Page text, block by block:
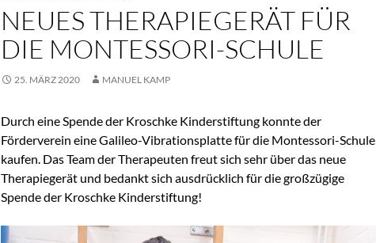
NEUES THERAPIEGERÄT FÜR
DIE MONTESSORI-SCHULE
25. MÄRZ 2020 MANUEL KAMP
Durch eine Spende der Kroschke Kinderstiftung konnte der
Förderverein eine Galileo-Vibrationsplatte für die Montessori-Schule
kaufen. Das Team der Therapeuten freut sich sehr über das neue
Therapiegerät und bedankt sich ausdrücklich für die großzügige
Spende der Kroschke Kinderstiftung!